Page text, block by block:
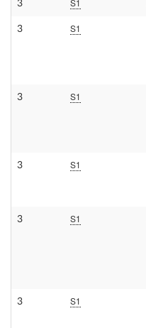
3 S1
3 S1
3 S1
3 S1
3 S1
3 S1